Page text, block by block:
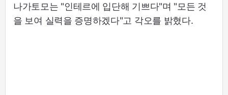
나가토모는 "인테르에 입단해 기쁘다"며 "모든 것
을 보여 실력을 증명하겠다"고 각오를 밝혔다.